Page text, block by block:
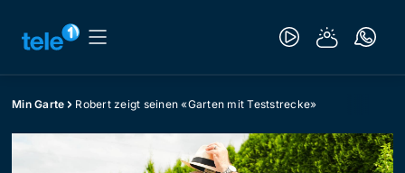
Min Garte Robert zeigt seinen «Garten mit Teststrecke»